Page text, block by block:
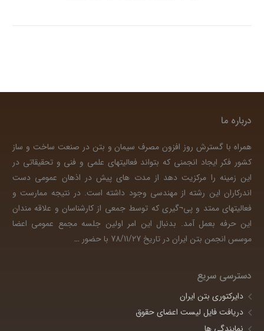
درباره ما
همراه با گسترش روز افزون مصرف سیمان و بتن در صنعت ساخت و ساز
کشور فکر ایجاد انجمنی که بتواند فعالیتهای علمی و فنی و تحقیقاتی در
این زمینه را مرکزیت دهد از مدت های پیش در اذهان عمومی دست
اندرکاران این رشته از مهندسی وجود داشته است. در نتیجه ممارست و
فعالیتهای ممتد و پی¬گیری که توسط جمعی از کارشناسان و علاقه مندان
این حرفه بعمل آمد. بدنبال این امر اولین جلسه مجمع عمومی اعضا
موسس انجمن بتن ایران در تاریخ 78/11/27 با حضور
…
دسترسی سریع
دایرکتوری بتن ایران
دریافت فایل لیست اعضای حقوق